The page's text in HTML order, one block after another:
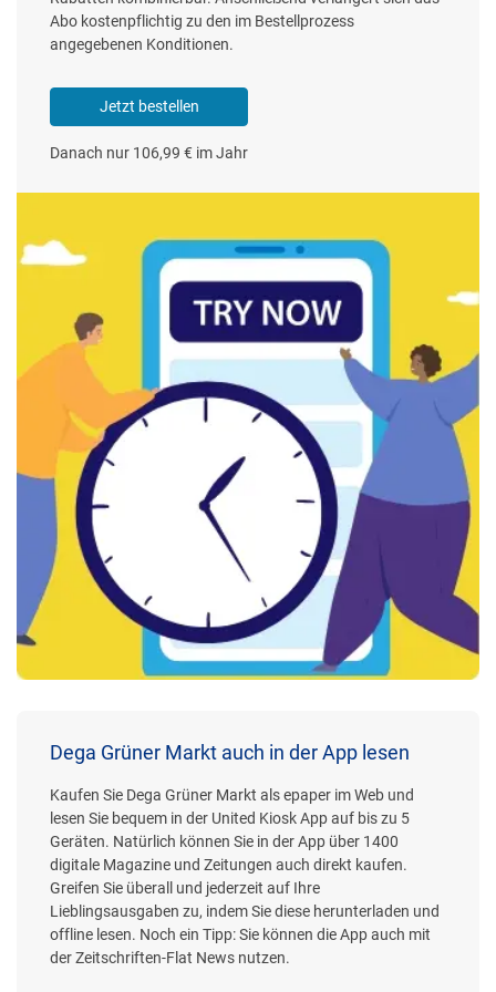
Abo kostenpflichtig zu den im Bestellprozess
angegebenen Konditionen.
Jetzt bestellen
Danach nur 106,99 € im Jahr
Dega Grüner Markt auch in der App lesen
Kaufen Sie Dega Grüner Markt als epaper im Web und
lesen Sie bequem in der United Kiosk App auf bis zu 5
Geräten. Natürlich können Sie in der App über 1400
digitale Magazine und Zeitungen auch direkt kaufen.
Greifen Sie überall und jederzeit auf Ihre
Lieblingsausgaben zu, indem Sie diese herunterladen und
offline lesen. Noch ein Tipp: Sie können die App auch mit
der Zeitschriften-Flat News nutzen.